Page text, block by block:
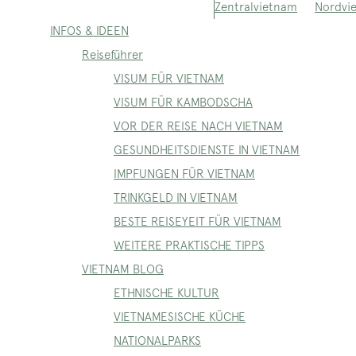
Zentralvietnam
INFOS & IDEEN
Reiseführer
VISUM FÜR VIETNAM
VISUM FÜR KAMBODSCHA
VOR DER REISE NACH VIETNAM
GESUNDHEITSDIENSTE IN VIETNAM
IMPFUNGEN FÜR VIETNAM
TRINKGELD IN VIETNAM
BESTE REISEYEIT FÜR VIETNAM
WEITERE PRAKTISCHE TIPPS
VIETNAM BLOG
ETHNISCHE KULTUR
VIETNAMESISCHE KÜCHE
NATIONALPARKS